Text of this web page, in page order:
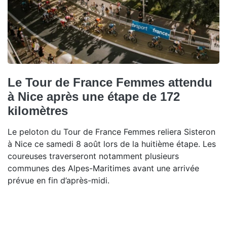
Le Tour de France Femmes attendu
à Nice après une étape de 172
kilomètres
Le peloton du Tour de France Femmes reliera Sisteron
à Nice ce samedi 8 août lors de la huitième étape. Les
coureuses traverseront notamment plusieurs
communes des Alpes-Maritimes avant une arrivée
prévue en fin d’après-midi.